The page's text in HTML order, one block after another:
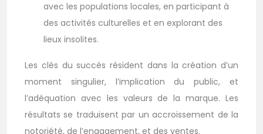
avec les populations locales, en participant à
des activités culturelles et en explorant des
lieux insolites.
Les clés du succès résident dans la création d’un
moment singulier, l’implication du public, et
l’adéquation avec les valeurs de la marque. Les
résultats se traduisent par un accroissement de la
notoriété, de l’engagement, et des ventes.